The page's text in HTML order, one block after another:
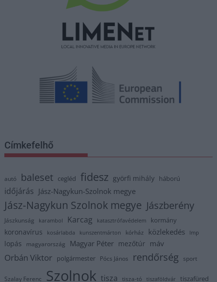
Címkefelhő
autó baleset cegléd fidesz györfi mihály háború
időjárás Jász-Nagykun-Szolnok megye
Jász-Nagykun Szolnok megye Jászberény
Jászkunság karambol Karcag katasztrófavédelem kormány
koronavírus kosárlabda kunszentmárton kórház közlekedés lmp
lopás magyarország Magyar Péter mezőtúr máv
Orbán Viktor polgármester Pócs János rendőrség sport
Szalay Ferenc Szolnok tisza tisza-tó tiszaföldvár tiszafüred